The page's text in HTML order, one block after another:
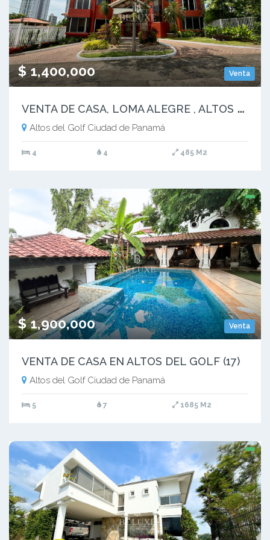
Venta
$ 1,400,000
V
ENTA DE CASA, LOMA ALEGRE , ALTOS DEL GOLF (17)
Altos del Golf Ciudad de Panamá
4 4 485 M2
Venta
$ 1,900,000
VENTA DE CASA EN ALTOS DEL GOLF (17)
Altos del Golf Ciudad de Panamá
5 7 1685 M2